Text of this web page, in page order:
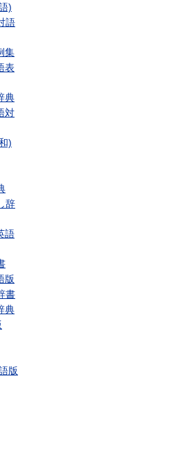
)
語
集
表
典
対
)
辞
語
版
書
典
版